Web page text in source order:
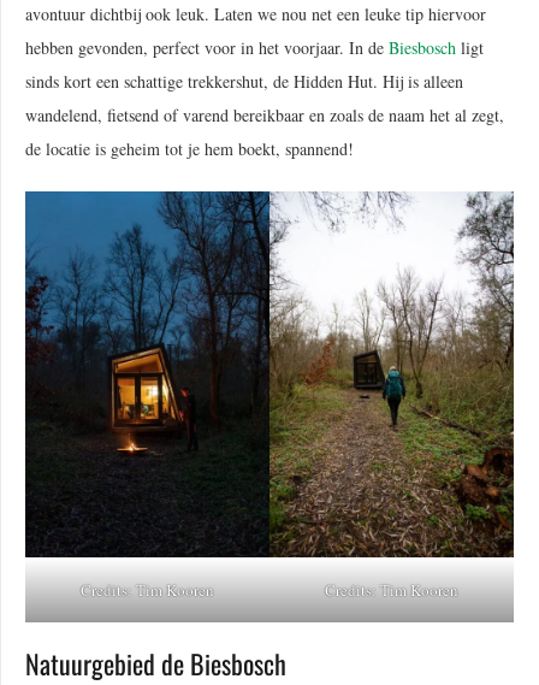
avontuur dichtbij ook leuk. Laten we nou net een leuke tip hiervoor
hebben gevonden, perfect voor in het voorjaar. In de Biesbosch ligt
sinds kort een schattige trekkershut, de Hidden Hut. Hij is alleen
wandelend, fietsend of varend bereikbaar en zoals de naam het al zegt,
de locatie is geheim tot je hem boekt, spannend!
Credits: Tim Kooren Credits: Tim Kooren
Natuurgebied de Biesbosch